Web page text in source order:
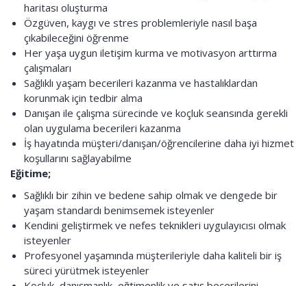
haritası oluşturma
Özgüven, kaygı ve stres problemleriyle nasıl başa
çıkabileceğini öğrenme
Her yaşa uygun iletişim kurma ve motivasyon arttırma
çalışmaları
Sağlıklı yaşam becerileri kazanma ve hastalıklardan
korunmak için tedbir alma
Danışan ile çalışma sürecinde ve koçluk seansında gerekli
olan uygulama becerileri kazanma
İş hayatında müşteri/danışan/öğrencilerine daha iyi hizmet
koşullarını sağlayabilme
Eğitime;
Sağlıklı bir zihin ve bedene sahip olmak ve dengede bir
yaşam standardı benimsemek isteyenler
Kendini geliştirmek ve nefes teknikleri uygulayıcısı olmak
isteyenler
Profesyonel yaşamında müşterileriyle daha kaliteli bir iş
süreci yürütmek isteyenler